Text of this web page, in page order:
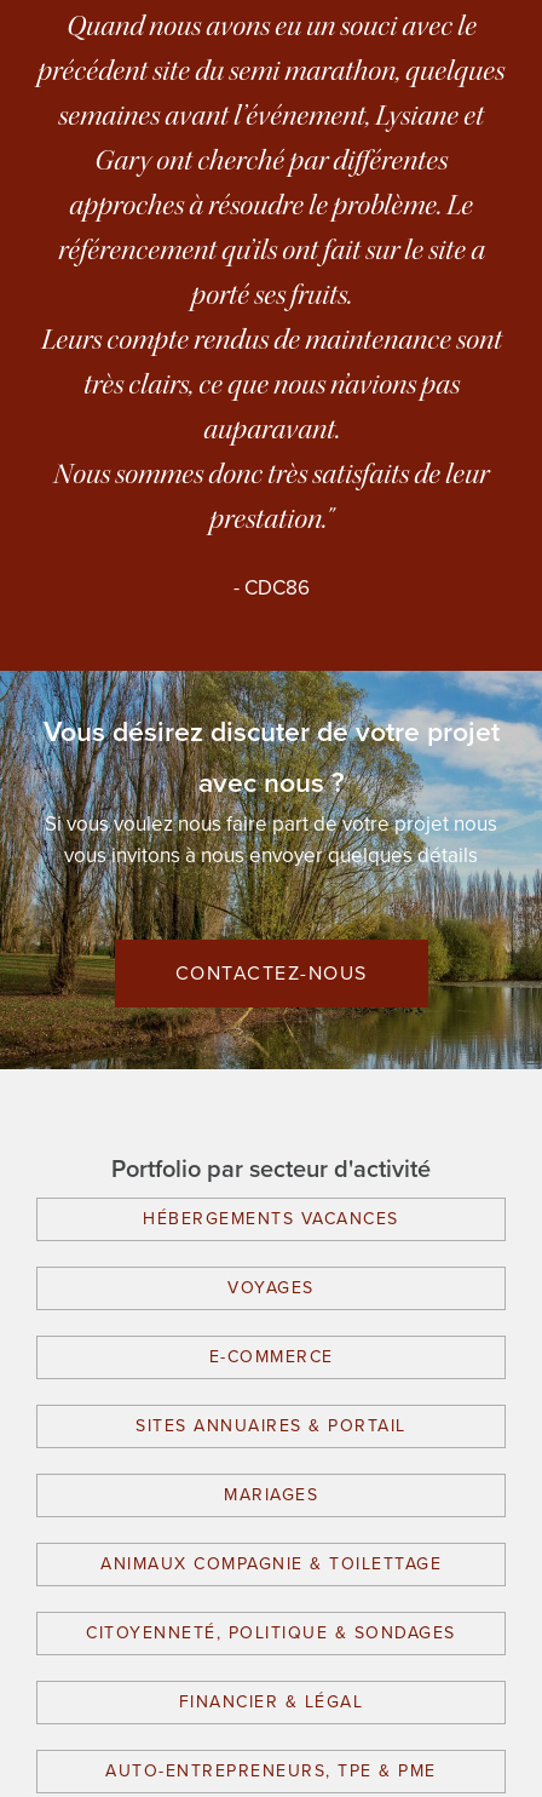
Quand nous avons eu un souci avec le
précédent site du semi marathon, quelques
semaines avant l’événement, Lysiane et
Gary ont cherché par différentes
approches à résoudre le problème. Le
référencement qu’ils ont fait sur le site a
porté ses fruits.
Leurs compte rendus de maintenance sont
très clairs, ce que nous n’avions pas
auparavant.
Nous sommes donc très satisfaits de leur
prestation."
- CDC86
Vous désirez discuter de votre projet
avec nous ?
Si vous voulez nous faire part de votre projet nous
vous invitons à nous envoyer quelques détails
CONTACTEZ-NOUS
Portfolio par secteur d'activité
HÉBERGEMENTS VACANCES
VOYAGES
E-COMMERCE
SITES ANNUAIRES & PORTAIL
MARIAGES
ANIMAUX COMPAGNIE & TOILETTAGE
CITOYENNETÉ, POLITIQUE & SONDAGES
FINANCIER & LÉGAL
AUTO-ENTREPRENEURS, TPE & PME